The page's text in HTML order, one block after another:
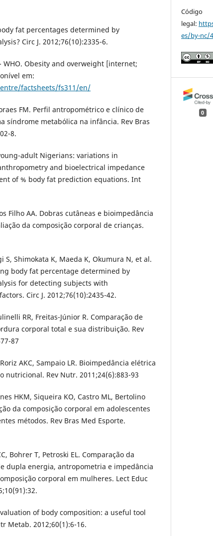
fat percentages determined by
Circ J. 2012;76(10):2335-6.
Obesity and overweight [internet;
em:
factsheets/fs311/en/
FM. Perfil antropométrico e clínico de
síndrome metabólica na infância. Rev Bras
8.
adult Nigerians: variations in
and bioelectrical impedance
of % body fat prediction equations. Int
Filho AA. Dobras cutâneas e bioimpedância
da composição corporal de crianças.
S, Shimokata K, Maeda K, Okumura N, et al.
body fat percentage determined by
for detecting subjects with
Circ J. 2012;76(10):2435-42.
RR, Freitas-Júnior R. Comparação de
corporal total e sua distribuição. Rev
87
AKC, Sampaio LR. Bioimpedância elétrica
nutricional. Rev Nutr. 2011;24(6):883-93
HKM, Siqueira KO, Castro ML, Bertolino
da composição corporal em adolescentes
métodos. Rev Bras Med Esporte.
Bohrer T, Petroski EL. Comparação da
dupla energia, antropometria e impedância
corporal em mulheres. Lect Educ
of body composition: a useful tool
Metab. 2012;60(1):6-16.
Código
legal:
es/by-nc/
0